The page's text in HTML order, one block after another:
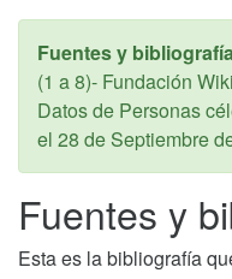
Fuentes y
(1 a 8)- Fundación
Datos de Personas
el 28 de Septiembre
Fuentes y
Esta es la bibliografía